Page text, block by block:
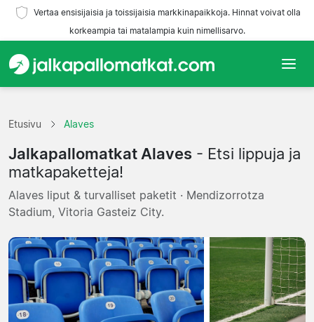
Vertaa ensisijaisia ja toissijaisia markkinapaikkoja. Hinnat voivat olla
korkeampia tai matalampia kuin nimellisarvo.
Joukkueet
Liigat
Matkatoimistoja
Etusivu Alaves
Jalkapallomatkat Alaves - Etsi lippuja ja
matkapaketteja!
Alaves liput & turvalliset paketit · Mendizorrotza
Stadium, Vitoria Gasteiz City.